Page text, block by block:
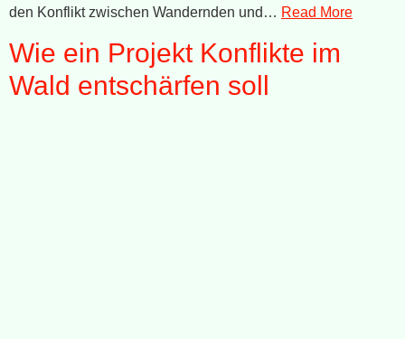
den Konflikt zwischen Wandernden und… Read More
Wie ein Projekt Konflikte im
Wald entschärfen soll